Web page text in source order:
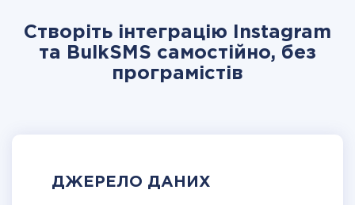
Створіть інтеграцію Instagram
та BulkSMS самостійно, без
програмістів
ДЖЕРЕЛО ДАНИХ